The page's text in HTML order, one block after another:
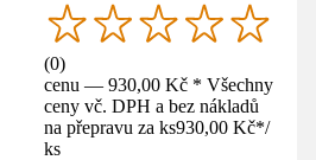
(0)
cenu — 930,00 Kč * Všechny
ceny vč. DPH a bez nákladů
na přepravu za ks930,00 Kč*/
ks